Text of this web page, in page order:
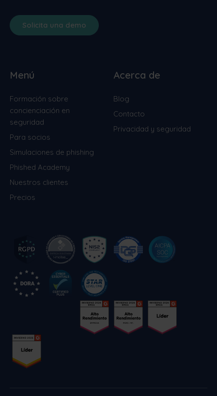
Solicita una demo
Menú
Formación sobre
concienciación en
seguridad
Para socios
Simulaciones de phishing
Phished Academy
Nuestros clientes
Precios
Acerca de
Blog
Contacto
Privacidad y seguridad